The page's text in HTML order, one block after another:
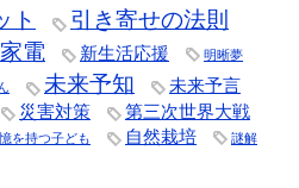
ト
引き寄せの法則
電 新生活応援 明晰夢
未来予知
未来予言
災害対策 第三次世界大戦
を持つ子ども 自然栽培
謎解